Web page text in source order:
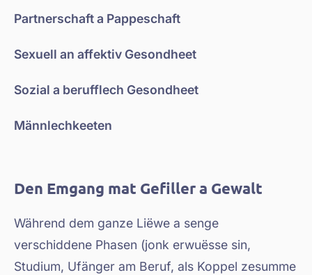
Partnerschaft a Pappeschaft
Sexuell an affektiv Gesondheet
Sozial a berufflech Gesondheet
Männlechkeeten
Den Emgang mat Gefiller a Gewalt
Während dem ganze Liëwe a senge
verschiddene Phasen (jonk erwuësse sin,
Studium, Ufänger am Beruf, als Koppel zesumme